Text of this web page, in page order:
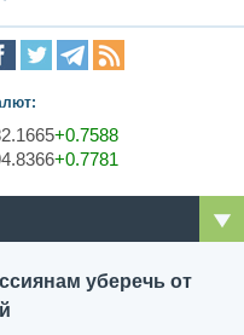
+0.7588
+0.7781
уберечь от